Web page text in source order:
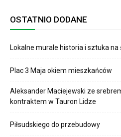
OSTATNIO DODANE
Lokalne murale historia i sztuka na
Plac 3 Maja okiem mieszkańców
Aleksander Maciejewski ze
kontraktem w Tauron Lidze
Piłsudskiego do przebudowy